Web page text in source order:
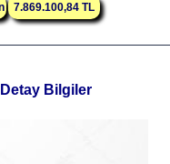
7.869.100,84 TL
Bilgiler